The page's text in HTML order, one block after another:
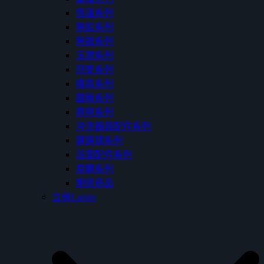
恆溫系列
無鉛系列
無鋒系列
玉潤系列
冠冕系列
樸真系列
圓舞系列
廚用系列
沖洗器與配件系列
蓮蓬頭系列
浴室配件系列
易購系列
期貨商品
立徠Laister